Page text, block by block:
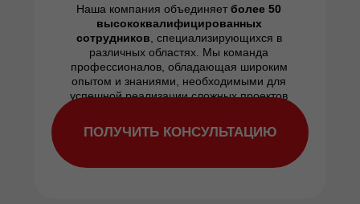
Наша компания объединяет более 50
высококвалифицированных
сотрудников , специализирующихся в
различных областях. Мы команда
профессионалов, обладающая широким
опытом и знаниями, необходимыми для
успешной реализации сложных проектов
ПОЛУЧИТЬ КОНСУЛЬТАЦИЮ